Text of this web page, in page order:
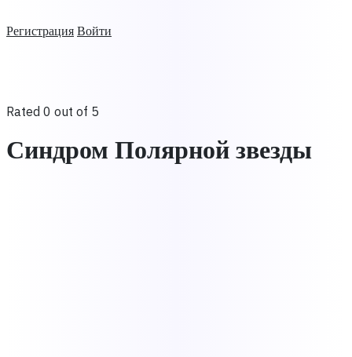
Регистрация Войти
Rated 0 out of 5
Синдром Полярной звезды